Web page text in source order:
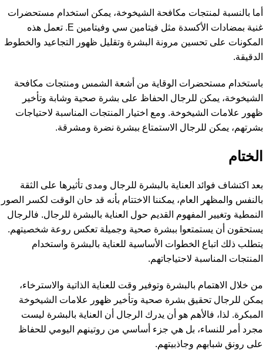
أما بالنسبة لمنتجات مكافحة الشيخوخة، يمكن استخدام مستحضرات
غنية بمضادات الأكسدة مثل فيتامين سي وفيتامين E. تعمل هذه
المكونات على تحسين مرونة البشرة وتقليل ظهور التجاعيد والخطوط
الدقيقة.
باستخدام مستحضرات الوقاية من أشعة الشمس ومنتجات مكافحة
الشيخوخة، يمكن للرجال الحفاظ على بشرة صحية وشابة وتأخير
ظهور علامات الشيخوخة. ومع اختيار المنتجات المناسبة لاحتياجات
بشرتهم، يمكن للرجال الاستمتاع ببشرة نضرة ومشرقة.
الختام
بعد اكتشاف فوائد العناية بالبشرة للرجال ومدى تأثيرها على الثقة
بالنفس والمظهر العام، يمكننا الاختتام بأنه قد حان الوقت لكسر الصور
النمطية وتغيير المفهوم القديم حول العناية بالبشرة للرجال. فالرجال
يستحقون أن يستمتعوا ببشرة صحية وجميلة تعكس روعة شخصيتهم.
يتطلب ذلك اتباع الخطوات الأساسية للعناية بالبشرة واستخدام
المنتجات المناسبة لاحتياجاتهم.
من خلال الاهتمام بالبشرة وتوفير وقت للعناية الذاتية والاسترخاء،
يمكن للرجال تحقيق بشرة صحية وتأخير ظهور علامات الشيخوخة
المبكرة. لذا، فالأهم هو أن يدرك الرجال أن العناية بالبشرة ليست
مجرد أمر للنساء، بل هي جزء أساسي من روتينهم اليومي للحفاظ
على رونق شبابهم وجاذبيتهم.